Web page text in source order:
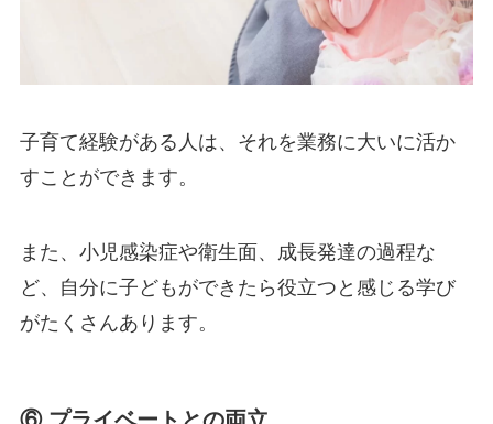
子育て経験がある人は、それを業務に大いに活か
すことができます。
また、小児感染症や衛生面、成長発達の過程な
ど、自分に子どもができたら役立つと感じる学び
がたくさんあります。